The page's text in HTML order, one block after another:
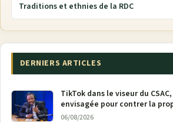
Traditions et ethnies de la RDC
DERNIERS ARTICLES
TikTok dans le viseur du
envisagée pour contrer la
M23
06/08/2026